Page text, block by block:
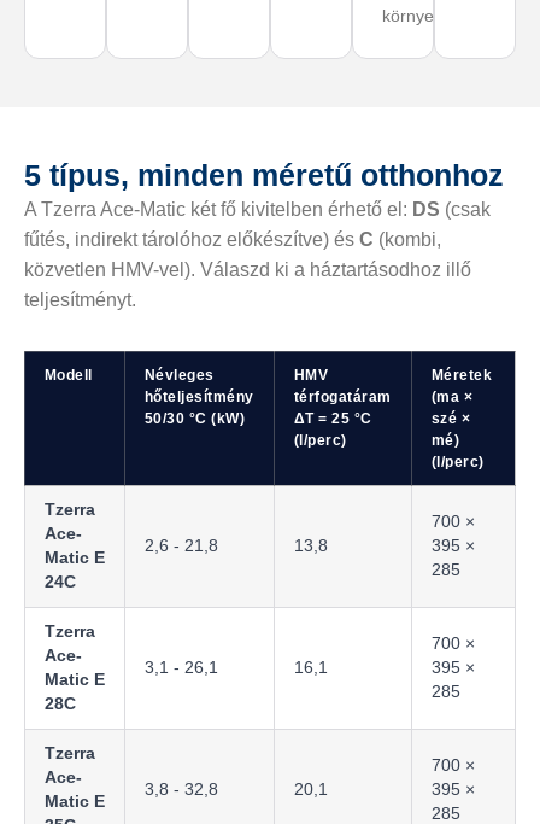
környezetre.
5 típus, minden méretű otthonhoz
A Tzerra Ace-Matic két fő kivitelben érhető el: DS (csak
fűtés, indirekt tárolóhoz előkészítve) és C (kombi,
közvetlen HMV-vel). Válaszd ki a háztartásodhoz illő
teljesítményt.
Modell
Névleges
hőteljesítmény
50/30 °C (kW)
HMV
térfogatáram
ΔT = 25 °C
(l/perc)
Méretek
(ma ×
szé ×
mé)
(l/perc)
Tzerra
Ace-
Matic E
24C
2,6 - 21,8 13,8
700 ×
395 ×
285
Tzerra
Ace-
Matic E
28C
3,1 - 26,1 16,1
700 ×
395 ×
285
Tzerra
Ace-
Matic E
3,8 - 32,8 20,1
700 ×
395 ×
285